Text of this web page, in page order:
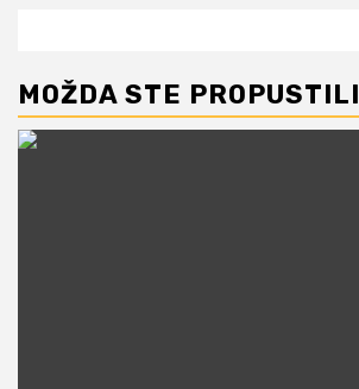
MOŽDA STE PROPUSTILI